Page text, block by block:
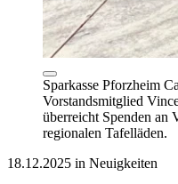
Sparkasse Pforzheim
Vorstandsmitglied
überreicht Spenden an
regionalen Tafelläden.
18.12.2025 in Neuigkeiten